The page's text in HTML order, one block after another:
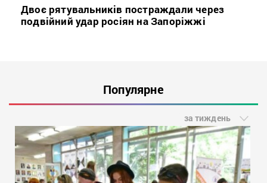
Двоє рятувальників постраждали через
подвійний удар росіян на Запоріжжі
Популярне
за тиждень